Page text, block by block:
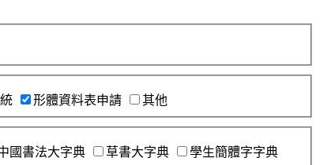
形體資料表申請 其他
國書法大字典 草書大字典
學生簡體字字典